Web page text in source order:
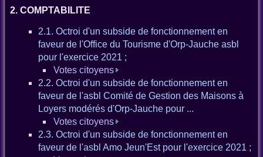
2. COMPTABILITE
2.1. Octroi d'un subside de fonctionnement en
faveur de l'Office du Tourisme d'Orp-Jauche asbl
pour l'exercice 2021 ;
Votes citoyens
2.2. Octroi d'un subside de fonctionnement en
faveur de l'asbl Comité de Gestion des Maisons à
Loyers modérés d'Orp-Jauche pour ...
Votes citoyens
2.3. Octroi d'un subside de fonctionnement en
faveur de l'asbl Amo Jeun'Est pour l'exercice 2021 ;